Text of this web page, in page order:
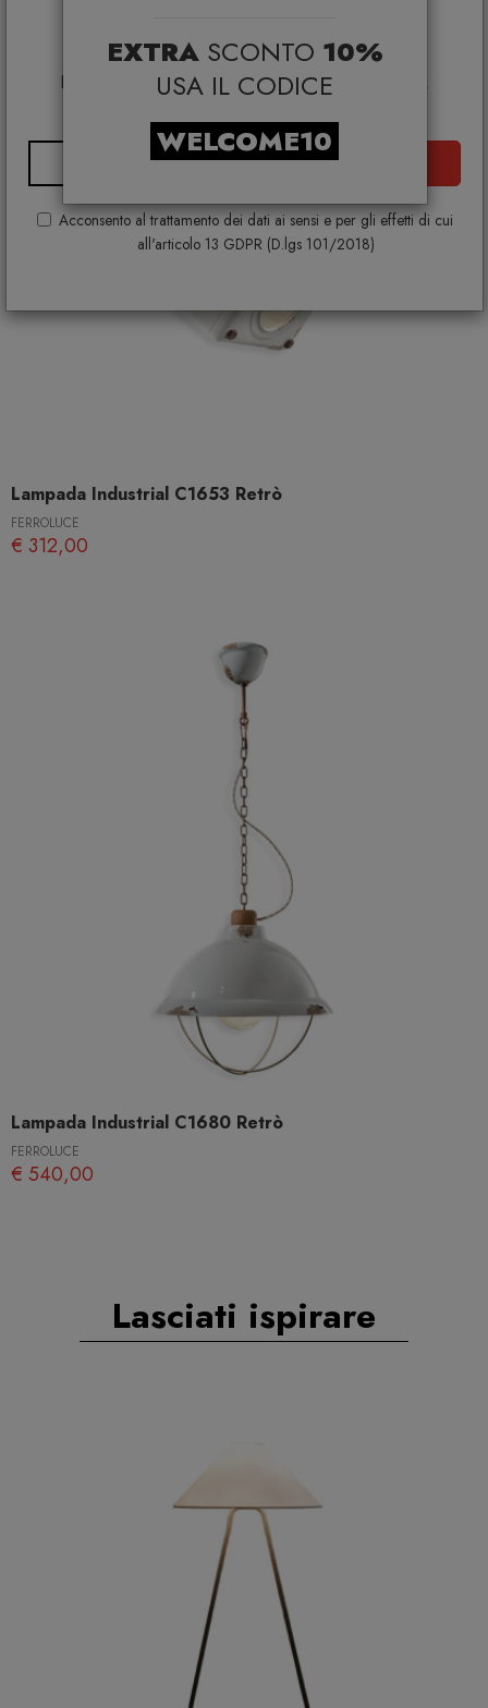
Smeg, Bontempi Casa, Samsonite, BBB Italia,
Franke, Gufram, Memphis, Plust, Samsung, Faber,
Acconsento al trattamento dei dati ai sensi e per gli effetti di cui
all'articolo 13 GDPR (D.lgs 101/2018)
EXTRA SCONTO 10%
USA IL CODICE
WELCOME10
Lampada Industrial C1653 Retrò
FERROLUCE
€ 312,00
Lampada Industrial C1680 Retrò
FERROLUCE
€ 540,00
Lasciati ispirare